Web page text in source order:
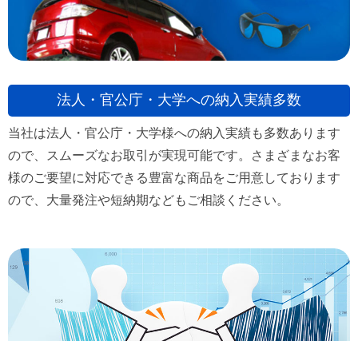
法人・官公庁・大学への納入実績多数
当社は法人・官公庁・大学様への納入実績も多数あります
ので、スムーズなお取引が実現可能です。さまざまなお客
様のご要望に対応できる豊富な商品をご用意しております
ので、大量発注や短納期などもご相談ください。